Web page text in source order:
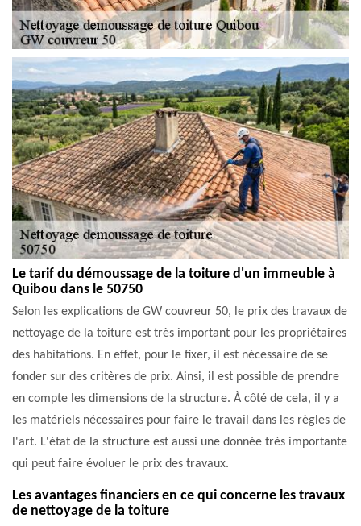
Le tarif du démoussage de la toiture d'un immeuble à
Quibou dans le 50750
Selon les explications de GW couvreur 50, le prix des travaux de
nettoyage de la toiture est très important pour les propriétaires
des habitations. En effet, pour le fixer, il est nécessaire de se
fonder sur des critères de prix. Ainsi, il est possible de prendre
en compte les dimensions de la structure. À côté de cela, il y a
les matériels nécessaires pour faire le travail dans les règles de
l'art. L'état de la structure est aussi une donnée très importante
qui peut faire évoluer le prix des travaux.
Les avantages financiers en ce qui concerne les travaux
de nettoyage de la toiture